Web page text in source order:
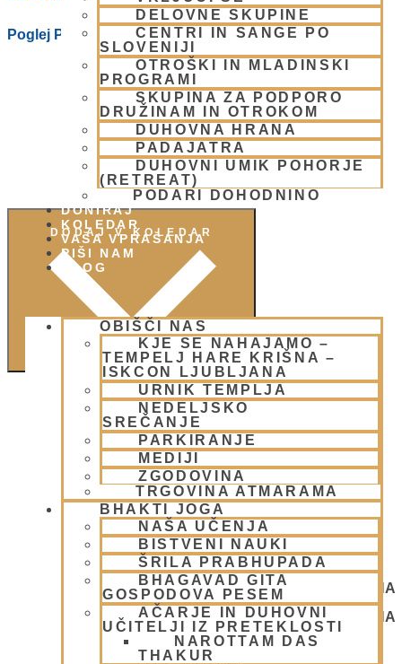
DELOVNE SKUPINE
CENTRI IN SANGE PO
SLOVENIJI
OTROŠKI IN MLADINSKI
PROGRAMI
SKUPINA ZA PODPORO
DRUŽINAM IN OTROKOM
DUHOVNA HRANA
PADAJATRA
DUHOVNI UMIK POHORJE
(RETREAT)
PODARI DOHODNINO
DONIRAJ
KOLEDAR
VAŠA VPRAŠANJA
PIŠI NAM
BLOG
OBIŠČI NAS
KJE SE NAHAJAMO –
TEMPELJ HARE KRIŠNA –
ISKCON LJUBLJANA
URNIK TEMPLJA
NEDELJSKO
SREČANJE
PARKIRANJE
MEDIJI
ZGODOVINA
TRGOVINA ATMARAMA
BHAKTI JOGA
NAŠA UČENJA
BISTVENI NAUKI
ŠRILA PRABHUPADA
BHAGAVAD GITA
GOSPODOVA PESEM
AČARJE IN DUHOVNI
UČITELJI IZ PRETEKLOSTI
NAROTTAM DAS
THAKUR
Poglej Prizorišče spletno stran
NEDELJSKO SREČANJE - CENTER HARE KRIŠNA
LJUBLJANA
NEDELJSKO SREČANJE - CENTER HARE KRIŠNA
LJUBLJANA